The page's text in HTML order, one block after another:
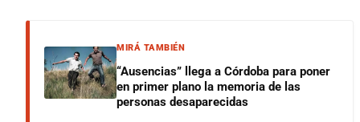
MIRÁ TAMBIÉN
“Ausencias” llega a Córdoba para poner
en primer plano la memoria de las
personas desaparecidas